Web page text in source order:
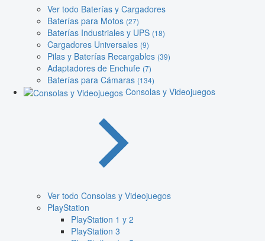
Ver todo Baterías y Cargadores
Baterías para Motos (27)
Baterías Industriales y UPS (18)
Cargadores Universales (9)
Pilas y Baterías Recargables (39)
Adaptadores de Enchufe (7)
Baterías para Cámaras (134)
Consolas y Videojuegos
Ver todo Consolas y Videojuegos
PlayStation
PlayStation 1 y 2
PlayStation 3